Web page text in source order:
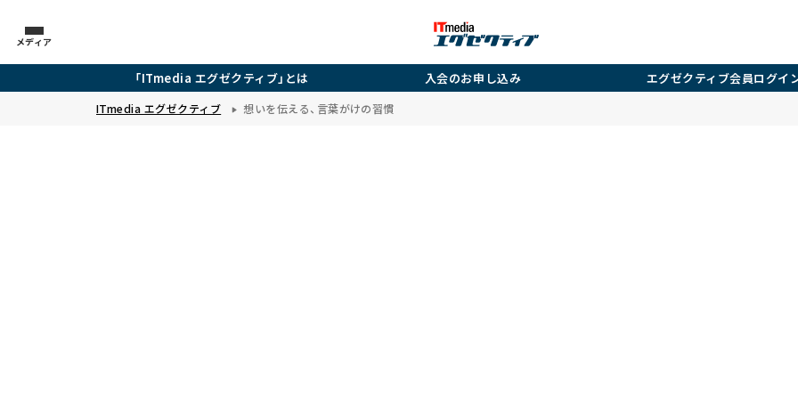
メディア
「ITmedia エグゼクティブ」とは 入会のお申し込み エグゼクティブ会員ログイ
ITmedia エグゼクティブ 想いを伝える、言葉がけの習慣